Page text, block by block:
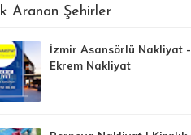
Aranan Şehirler
İzmir Asansörlü Nakliyat -
Ekrem Nakliyat